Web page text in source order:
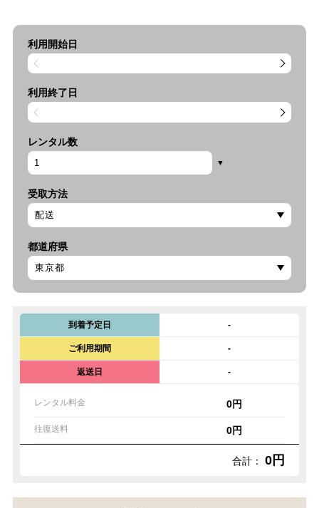
利用開始日
利用終了日
レンタル数
受取方法
都道府県
到着予定日 -
ご利用期間 -
返送日 -
レンタル料金 0円
往復送料 0円
合計： 0円